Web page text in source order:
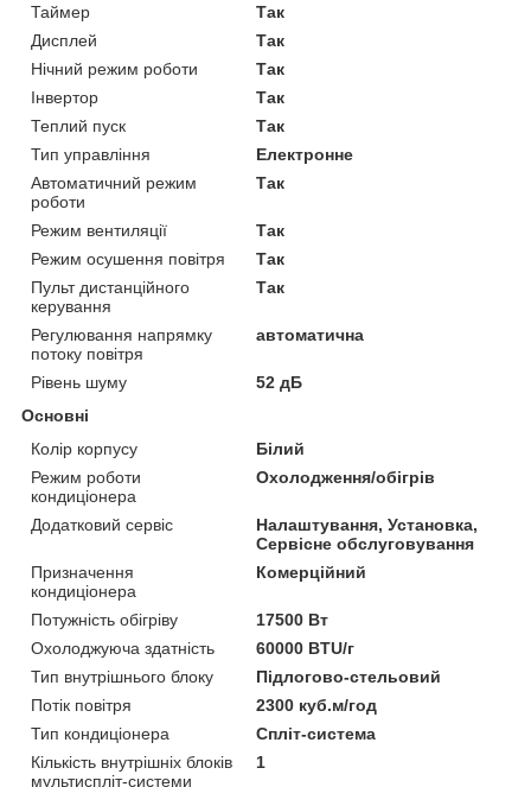
Таймер
Так
Дисплей
Так
Нічний режим роботи
Так
Інвертор
Так
Теплий пуск
Так
Тип управління
Електронне
Автоматичний режим
роботи
Так
Режим вентиляції
Так
Режим осушення повітря
Так
Пульт дистанційного
керування
Так
Регулювання напрямку
потоку повітря
автоматична
Рівень шуму
52 дБ
Основні
Колір корпусу
Білий
Режим роботи
кондиціонера
Охолодження/обігрів
Додатковий сервіс
Налаштування, Установка,
Сервісне обслуговування
Призначення
кондиціонера
Комерційний
Потужність обігріву
17500 Вт
Охолоджуюча здатність
60000 BTU/г
Тип внутрішнього блоку
Підлогово-стельовий
Потік повітря
2300 куб.м/год
Тип кондиціонера
Спліт-система
Кількість внутрішніх блоків
мультиспліт-системи
1